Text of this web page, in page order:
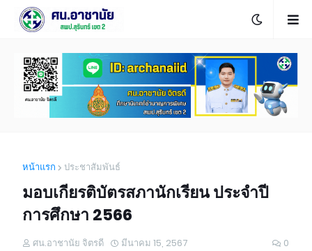
หน้าแรก ประชาสัมพันธ์
มอบเกียรติบัตรสภานักเรียน ประจำปี
การศึกษา 2566
ศน.อาชานัย จิตรดี มีนาคม 15, 2567 0